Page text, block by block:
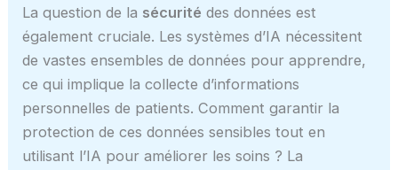
La question de la sécurité des données est
également cruciale. Les systèmes d’IA nécessitent
de vastes ensembles de données pour apprendre,
ce qui implique la collecte d’informations
personnelles de patients. Comment garantir la
protection de ces données sensibles tout en
utilisant l’IA pour améliorer les soins ? La